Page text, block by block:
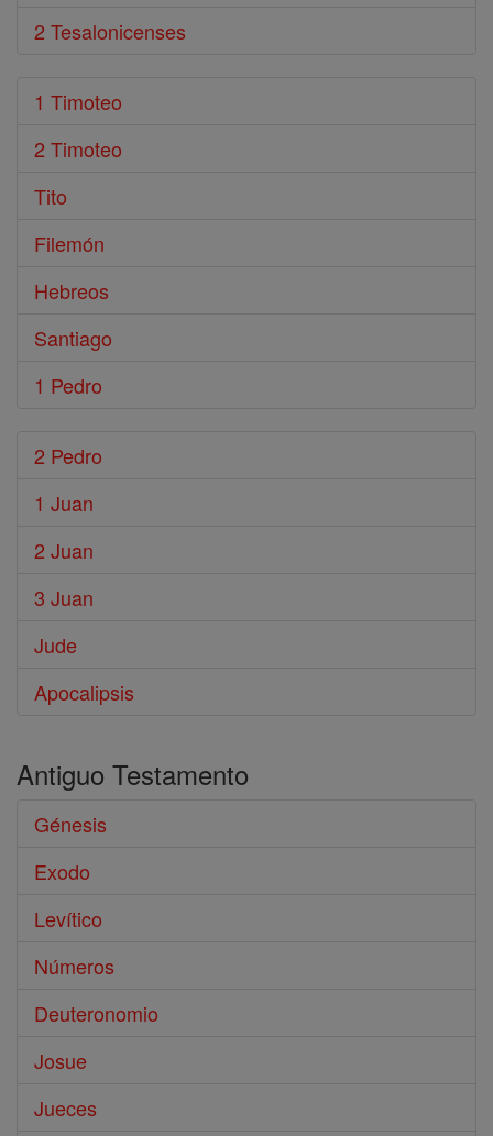
2 Tesalonicenses
1 Timoteo
2 Timoteo
Tito
Filemón
Hebreos
Santiago
1 Pedro
2 Pedro
1 Juan
2 Juan
3 Juan
Jude
Apocalipsis
Antiguo Testamento
Génesis
Exodo
Levítico
Números
Deuteronomio
Josue
Jueces